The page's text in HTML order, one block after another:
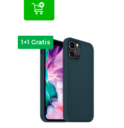
1+1 Gratis